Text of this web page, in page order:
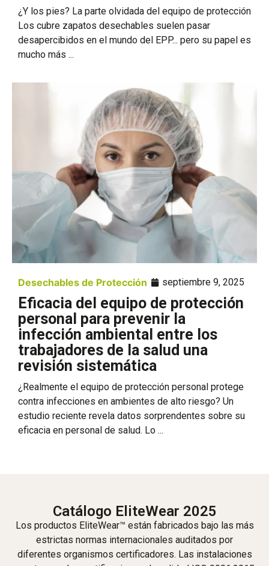
¿Y los pies? La parte olvidada del equipo de protección
Los cubre zapatos desechables suelen pasar
desapercibidos en el mundo del EPP... pero su papel es
mucho más ...
Desechables de Protección septiembre 9, 2025
Eficacia del equipo de protección
personal para prevenir la
infección ambiental entre los
trabajadores de la salud una
revisión sistemática
¿Realmente el equipo de protección personal protege
contra infecciones en ambientes de alto riesgo? Un
estudio reciente revela datos sorprendentes sobre su
eficacia en personal de salud. Lo ...
Catálogo EliteWear 2025
Los productos EliteWear™ están fabricados bajo las más
estrictas normas internacionales auditados por
diferentes organismos certificadores. Las instalaciones